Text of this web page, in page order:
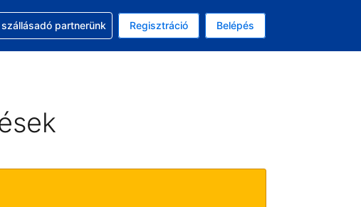
kiválasztott pénznem: amerikai dollár
kiválasztott nyelv: Magyar
foglalássalpartnerünk Regisztráció Belépés